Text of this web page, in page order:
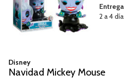
2 a 4
Disney
Navidad Mickey Mouse